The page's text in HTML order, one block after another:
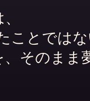
ことではな
、そのま